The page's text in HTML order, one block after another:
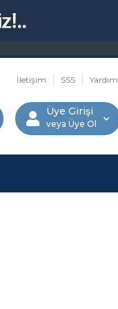
İletişim SSS Yardım
Üye Girişi
Üye Ol